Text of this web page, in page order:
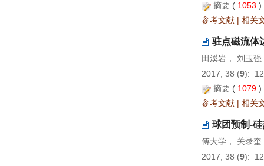
摘要 ( 1053
参考文献 | 相关
驻点磁流体
田溪岩， 刘玉
2017, 38 (9):
摘要 ( 1079
参考文献 | 相关
球团预制-
傅大学， 关录
2017, 38 (9):